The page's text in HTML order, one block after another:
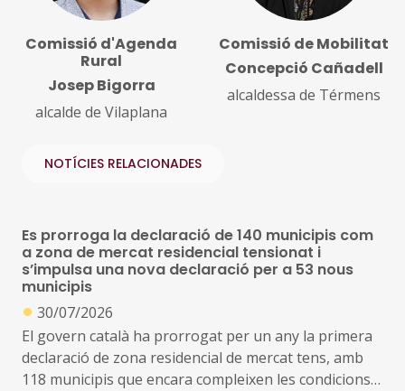
Comissió d'Agenda
Rural
Josep Bigorra
alcalde de Vilaplana
Comissió de Mobilitat
Concepció Cañadell
alcaldessa de Térmens
NOTÍCIES RELACIONADES
Es prorroga la declaració de 140 municipis com
a zona de mercat residencial tensionat i
s’impulsa una nova declaració per a 53 nous
municipis
● 30/07/2026
El govern català ha prorrogat per un any la primera
declaració de zona residencial de mercat tens, amb
118 municipis que encara compleixen les condicions